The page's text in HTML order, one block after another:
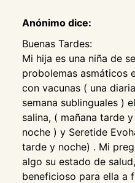
Anónimo dice:
Buenas Tardes:
Mi hija es una niña de
probolemas asmáticos
con vacunas ( una
semana sublinguales )
salina, ( mañana tarde
noche ) y Seretide
tarde y noche) . Mi
algo su estado de
beneficioso para ella a